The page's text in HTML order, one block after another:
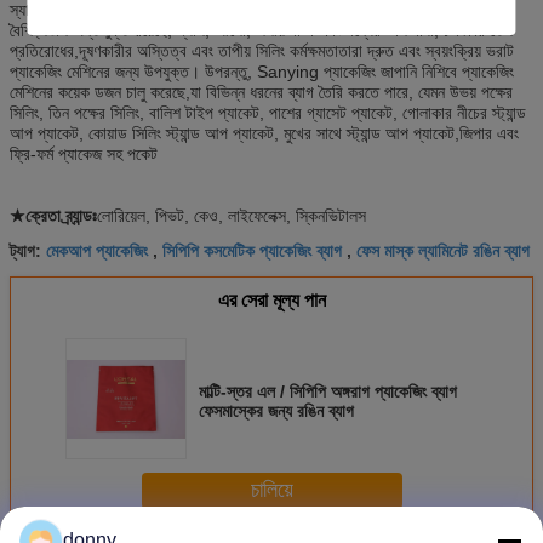
স্যানিং প্যাকেজিং দ্বারা উত্পাদিত ল্যামিনেটেড ফিল্ম এবং প্যাকেজগুলির মধ্যে সূক্ষ্ম মুদ্রণের
বৈশিষ্ট্যগুলি অন্তর্ভুক্ত রয়েছে, গ্যাস, আলো, জলীয় বাষ্প এবং গন্ধের ভাল বাধা, চমৎকার তেল
প্রতিরোধের,দূষণকারীর অস্তিত্ব এবং তাপীয় সিলিং কর্মক্ষমতাতারা দ্রুত এবং স্বয়ংক্রিয় ভরাট
প্যাকেজিং মেশিনের জন্য উপযুক্ত। উপরন্তু, Sanying প্যাকেজিং জাপানি নিশিবে প্যাকেজিং
মেশিনের কয়েক ডজন চালু করেছে,যা বিভিন্ন ধরনের ব্যাগ তৈরি করতে পারে, যেমন উভয় পক্ষের
সিলিং, তিন পক্ষের সিলিং, বালিশ টাইপ প্যাকেট, পাশের গ্যাসেট প্যাকেট, গোলাকার নীচের স্ট্যান্ড
আপ প্যাকেট, কোয়াড সিলিং স্ট্যান্ড আপ প্যাকেট, মুখের সাথে স্ট্যান্ড আপ প্যাকেট,জিপার এবং
ফ্রি-ফর্ম প্যাকেজ সহ পকেট
★ক্রেতা ব্র্যান্ডঃলোরিয়েল, পিভট, কেও, লাইফেলেক্স, স্কিনভিটালস
ট্যাগ: মেকআপ প্যাকেজিং, সিপিপি কসমেটিক প্যাকেজিং ব্যাগ, ফেস মাস্ক ল্যামিনেট রঙিন ব্যাগ
এর সেরা মূল্য পান
মাল্টি-স্তর এল / সিপিপি অঙ্গরাগ প্যাকেজিং ব্যাগ
ফেসমাস্কের জন্য রঙিন ব্যাগ
চালিয়ে